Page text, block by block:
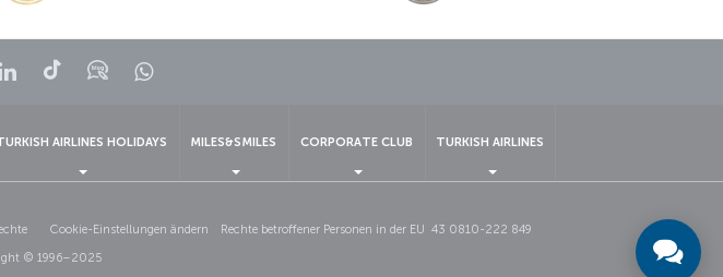
LinkedIn
TikTokBlogWhatsapp
AIRLINES HOLIDAYS MILES&SMILES CORPORATE CLUB TURKISH AIRLINES
Cookie-Einstellungen ändern Rechte betroffener Personen in der EU 43 0810-222 849
© 1996–2025